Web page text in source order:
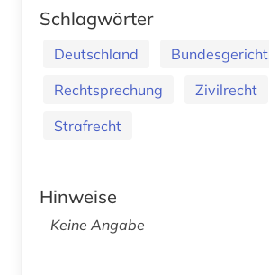
Schlagwörter
Deutschland
Rechtsprechung
Zivilrecht
Strafrecht
Hinweise
Keine Angabe